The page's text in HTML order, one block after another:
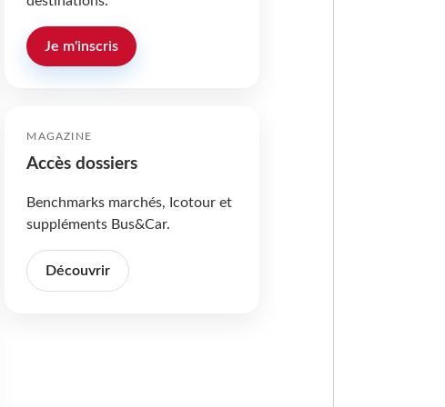
Je m'inscris
MAGAZINE
Accès dossiers
Benchmarks marchés, Icotour et
suppléments Bus&Car.
Découvrir